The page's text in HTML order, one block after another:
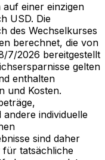
auf einer einzigen
USD. Die
des Wechselkurses
berechnet, die von
7/2026 bereitgestellt
gelten
enthalten
und Kosten.
individuelle
sind daher
für tatsächliche